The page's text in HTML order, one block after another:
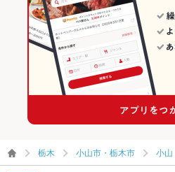
小山市・栃木市 × スペインバル・イ
小山駅 × ダイニングバー・バル
小山駅 × スペインバル・イタリアンバ
栃木 × ダイニングバー・バル
栃木 × スペインバル・イタリアンバ
小山のグルメランキング
栃木 小山市・栃木市 小山